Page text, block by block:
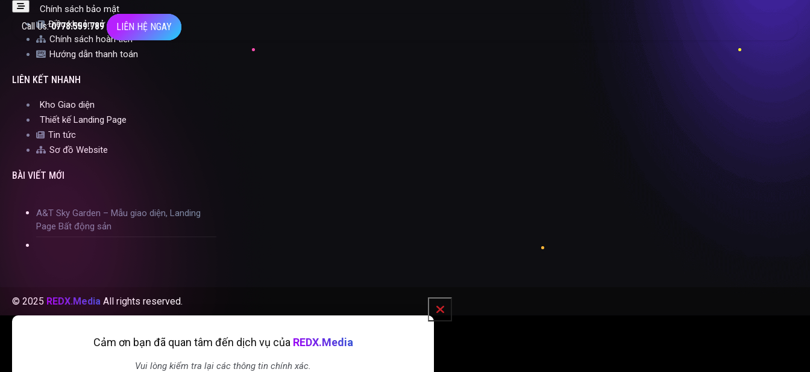
Call Us:0778.559.789 LIÊN HỆ NGAY
Chính sách bảo mật
Điều khoản sử dụng
Chính sách hoàn tiền
Hướng dẫn thanh toán
LIÊN KẾT NHANH
Kho Giao diện
Thiết kế Landing Page
Tin tức
Sơ đồ Website
BÀI VIẾT MỚI
A&T Sky Garden – Mẫu giao diện, Landing
Page Bất động sản
© 2025 REDX.Media All rights reserved.
Cảm ơn bạn đã quan tâm đến dịch vụ của REDX.Media
Vui lòng kiểm tra lại các thông tin chính xác.